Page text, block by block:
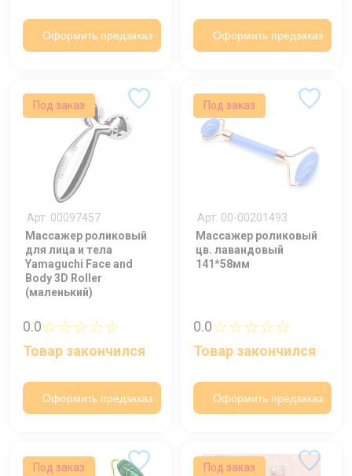
Оформить предзаказ Оформить предзаказ
Под заказ
Арт. 00097457
Массажер роликовый
для лица и тела
Yamaguchi Face and
Body 3D Roller
(маленький)
0.0☆☆☆☆☆
Товар закончился
Оформить предзаказ
Под заказ
Арт. 00-00201493
Массажер роликовый
цв. лавандовый
141*58мм
0.0☆☆☆☆☆
Товар закончился
Оформить предзаказ
Под заказ Под заказ